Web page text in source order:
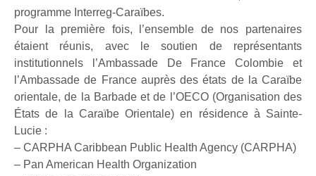
programme Interreg-Caraïbes.
Pour la première fois, l’ensemble de nos partenaires
étaient réunis, avec le soutien de représentants
institutionnels l’Ambassade De France Colombie et
l’Ambassade de France auprès des états de la Caraïbe
orientale, de la Barbade et de l’OECO (Organisation des
États de la Caraïbe Orientale) en résidence à Sainte-
Lucie :
– CARPHA Caribbean Public Health Agency (CARPHA)
– Pan American Health Organization